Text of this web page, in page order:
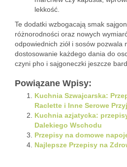
lekkość.
Te dodatki wzbogacają smak
różnorodności oraz nowych
odpowiednich ziół i sosów pozwala
dostosowanie każdego dania do
czyni pho i sajgoneczki jeszcze
Powiązane Wpisy:
Kuchnia Szwajcarska:
Raclette i Inne Serowe
Kuchnia azjatycka:
Dalekiego Wschodu
Przepisy na domowe
Najlepsze Przepisy na